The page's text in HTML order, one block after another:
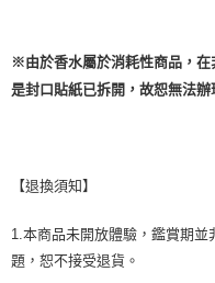
※由於香水屬於消耗性商品，
是封口貼紙已拆開，故恕無法辦
【退換須知】
1.本商品未開放體驗，鑑賞期
題，恕不接受退貨。